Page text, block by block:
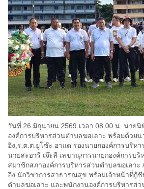
วันที่ 26 มิถุนายน 2569 เวลา 08.00 น. นาย
องค์การบริหารส่วนตำบลฆอเลาะ พร้อมด้วย
อิง,ร.ต.ต.ยูโซ๊ะ อาแด รองนายกองค์การบริห
นายสะอารี เจ๊ะลี เลขานุการนายกองค์การบ
สมาชิกสภาองค์การบริหารส่วนตำบลฆอเลาะ
อิง นักวิชาการสาธารณสุข พร้อมเจ้าหน้าที่กู้
ตำบลฆอเลาะ และพนักงานองค์การบริหารส่ว